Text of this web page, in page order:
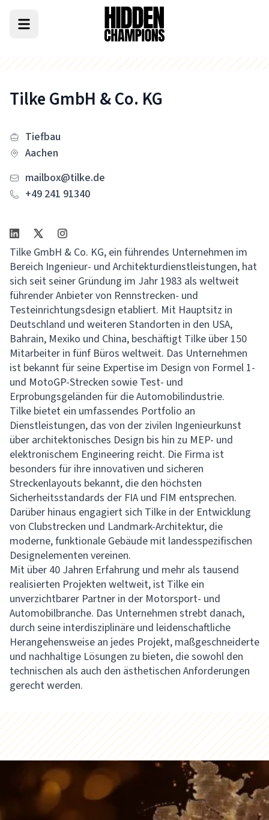
Tilke GmbH & Co. KG
Tiefbau
Aachen
mailbox@tilke.de
+49 241 91340
Tilke GmbH & Co. KG, ein führendes Unternehmen im
Bereich Ingenieur- und Architekturdienstleistungen, hat
sich seit seiner Gründung im Jahr 1983 als weltweit
führender Anbieter von Rennstrecken- und
Testeinrichtungsdesign etabliert. Mit Hauptsitz in
Deutschland und weiteren Standorten in den USA,
Bahrain, Mexiko und China, beschäftigt Tilke über 150
Mitarbeiter in fünf Büros weltweit. Das Unternehmen
ist bekannt für seine Expertise im Design von Formel 1-
und MotoGP-Strecken sowie Test- und
Erprobungsgeländen für die Automobilindustrie.
Tilke bietet ein umfassendes Portfolio an
Dienstleistungen, das von der zivilen Ingenieurkunst
über architektonisches Design bis hin zu MEP- und
elektronischem Engineering reicht. Die Firma ist
besonders für ihre innovativen und sicheren
Streckenlayouts bekannt, die den höchsten
Sicherheitsstandards der FIA und FIM entsprechen.
Darüber hinaus engagiert sich Tilke in der Entwicklung
von Clubstrecken und Landmark-Architektur, die
moderne, funktionale Gebäude mit landesspezifischen
Designelementen vereinen.
Mit über 40 Jahren Erfahrung und mehr als tausend
realisierten Projekten weltweit, ist Tilke ein
unverzichtbarer Partner in der Motorsport- und
Automobilbranche. Das Unternehmen strebt danach,
durch seine interdisziplinäre und leidenschaftliche
Herangehensweise an jedes Projekt, maßgeschneiderte
und nachhaltige Lösungen zu bieten, die sowohl den
technischen als auch den ästhetischen Anforderungen
gerecht werden.